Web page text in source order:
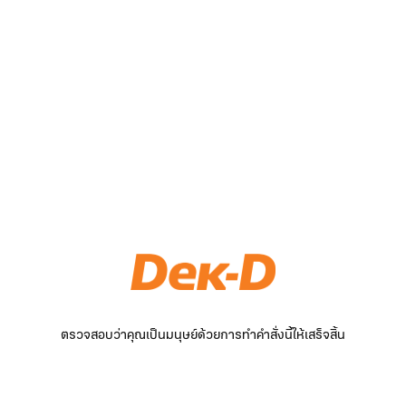
ตรวจสอบว่าคุณเป็นมนุษย์ด้วยการทำคำสั่งนี้ให้เสร็จสิ้น